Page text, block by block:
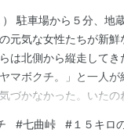
駐車場から５分、地
元気な女性たちが新鮮
は北側から縦走してき
マボクチ。」と一人
づかなかった。いたの
たら駒返峠まで一緒な
#七曲峠 # １５キロ